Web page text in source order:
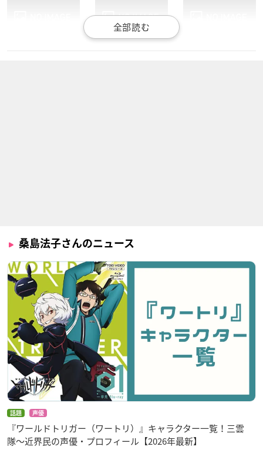
ワールドトリガー
沢村響子
クロスアンジュ 天使
と竜の輪舞
ヴィヴィアン
スペース☆ダンディ
シーズン2
スカーレット
ヒーローバンク ケロロ
いなり、こんこん、
桑島法子さんのニュース
話題 声優
『ワールドトリガー（ワートリ）』キャラクター一覧！三雲
隊〜近界民の声優・プロフィール【2026年最新】